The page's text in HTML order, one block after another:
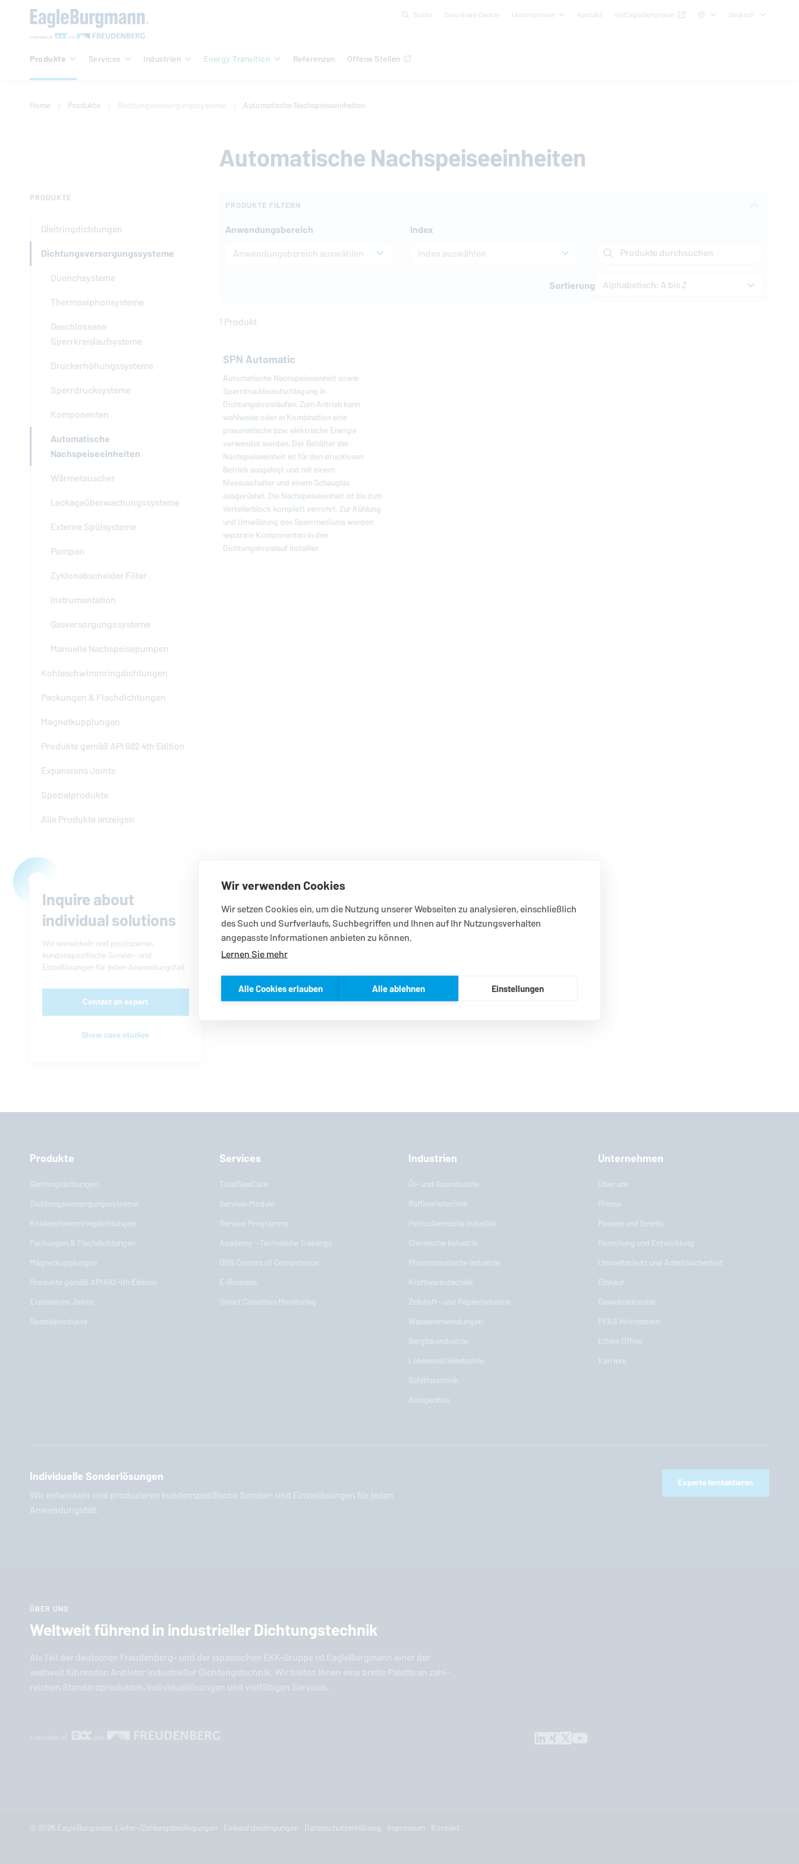
Suche Download Center Unternehmen Kontakt myEagleBurgmann Deutsch
Produkte Services Industrien Energy Transition Referenzen Offene Stellen
Home Produkte Dichtungsversorgungssysteme Automatische Nachspeiseeinheiten
Automatische Nachspeiseeinheiten
PRODUKTE
Gleitringdichtungen
Dichtungsversorgungssysteme
Quenchsysteme
Thermosiphonsysteme
Geschlossene
Sperrkreislaufsysteme
Druckerhöhungssysteme
Sperrdrucksysteme
Komponenten
Automatische
Nachspeiseeinheiten
Wärmetauscher
Leckageüberwachungssysteme
Externe Spülsysteme
Pumpen
Zyklonabscheider Filter
Instrumentation
Gasversorgungssysteme
Manuelle Nachspeisepumpen
Kohleschwimmringdichtungen
Packungen & Flachdichtungen
Magnetkupplungen
Produkte gemäß API 682 4th Edition
Expansions Joints
Spezialprodukte
Alle Produkte anzeigen
Inquire about
individual solutions
Wir entwickeln und produzieren
kundenspezifische Sonder- und
Einzellösungen für jeden Anwendungsfall.
Contact an expert
Show case studies
PRODUKTE FILTERN
Anwendungsbereich
Index
Produkte durchsuchen
Sortierung Alphabetisch: A bis Z
1 Produkt
SPN Automatic
Automatische Nachspeiseeinheit sowie
Sperrdruckbeaufschlagung in
Dichtungskreisläufen. Zum Antrieb kann
wahlweise oder in Kombination eine
pneumatische bzw. elektrische Energie
verwendet werden. Der Behälter der
Nachspeiseeinheit ist für den drucklosen
Betrieb ausgelegt und mit einem
Niveauschalter und einem Schauglas
ausgerüstet. Die Nachspeiseeinheit ist bis zum
Verteilerblock komplett verrohrt. Zur Kühlung
und Umwälzung des Sperrmediums werden
separate Komponenten in den
Dichtungskreislauf installier
Produkte
Gleitringdichtungen
Dichtungsversorgungssysteme
Kohleschwimmringdichtungen
Packungen & Flachdichtungen
Magnetkupplungen
Produkte gemäß API 682 4th Edition
Expansions Joints
Spezialprodukte
Services
TotalSealCare
Service-Module
Service Programme
Academy - Technische Trainings
DGS Centers of Competence
E-Business
Smart Condition Monitoring
Industrien
Öl- und Gasindustrie
Raffinerietechnik
Petrochemische Industrie
Chemische Industrie
Pharmazeutische Industrie
Kraftwerkstechnik
Zellstoff- und Papierindustrie
Wasseranwendungen
Bergbauindustrie
Lebensmittelindustrie
Schiffstechnik
Anlagenbau
Unternehmen
Über uns
Presse
Messen und Events
Forschung und Entwicklung
Umweltschutz und Arbeitssicherheit
Einkauf
Downloadcenter
PFAS Information
Ethics Office
Karriere
Individuelle Sonderlösungen
Wir entwickeln und produzieren kundenspezifische Sonder- und Einzellösungen für jeden
Anwendungsfall.
Experte kontaktieren
ÜBER UNS
Weltweit führend in industrieller Dichtungstechnik
Als Teil der deut­schen Freu­den­berg- und der ja­pa­ni­schen EKK-Grup­pe istEagleBurgmann einer der
weltweit füh­ren­den Anbieter in­dus­tri­el­ler Dich­tungs­tech­nik. Wir bieten Ihnen eine breite Palette an zahl­
rei­chen Stan­dard­pro­duk­ten, In­di­vi­dual­lö­sun­gen und viel­fäl­ti­gen Services.
© 2026 EagleBurgmann Liefer-/Zahlungsbedingungen Einkaufsbedingungen Datenschutzerklärung Impressum Kontakt
Wir verwenden Cookies
Wir setzen Cookies ein, um die Nutzung unserer Webseiten zu analysieren, einschließlich
des Such und Surfverlaufs, Suchbegriffen und Ihnen auf Ihr Nutzungsverhalten
angepasste Informationen anbieten zu können.
Lernen Sie mehr
Alle Cookies erlauben Alle ablehnen Einstellungen